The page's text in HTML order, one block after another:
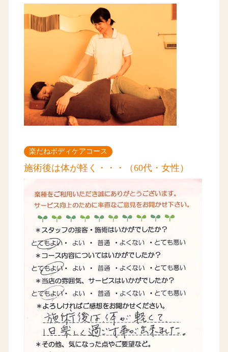
楽だねボディケアコース
施術後は体が軽く・・・（60代・女性）